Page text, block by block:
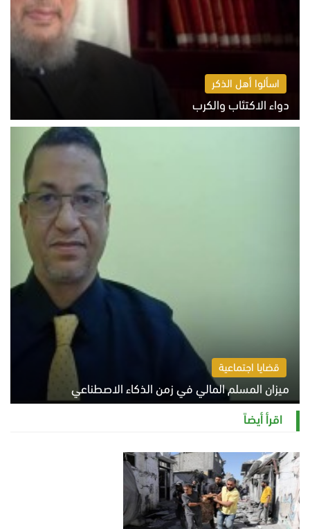
اسألوا أهل الذكر
دواء الاكتئاب والكرب
السبت 8 أغسطس 2026 10:54 ص
قضايا اجتماعية
ميزان المسلم المالي في زمن الذكاء الاصطناعي
السبت 8 أغسطس 2026 11:21 ص
اقرأ أيضاً